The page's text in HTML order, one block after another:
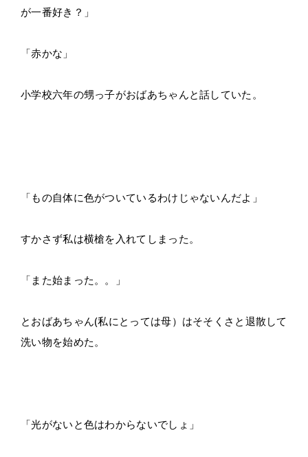
が一番好き？」
「赤かな」
小学校六年の甥っ子がおばあちゃんと話していた。
「もの自体に色がついているわけじゃないんだよ」
すかさず私は横槍を入れてしまった。
「また始まった。。」
とおばあちゃん(私にとっては母）はそそくさと退散して
洗い物を始めた。
「光がないと色はわからないでしょ」